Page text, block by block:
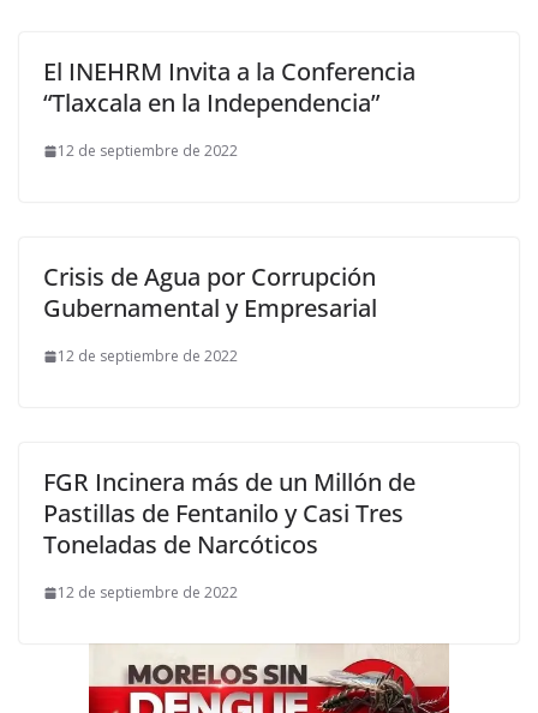
El INEHRM Invita a la Conferencia
“Tlaxcala en la Independencia”
12 de septiembre de 2022
Crisis de Agua por Corrupción
Gubernamental y Empresarial
12 de septiembre de 2022
FGR Incinera más de un Millón de
Pastillas de Fentanilo y Casi Tres
Toneladas de Narcóticos
12 de septiembre de 2022